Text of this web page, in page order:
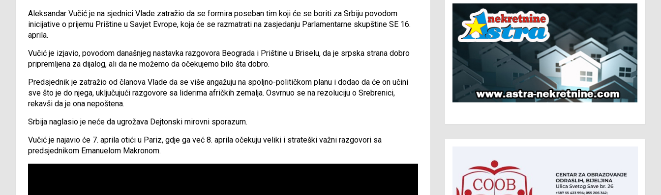
Aleksandar Vučić je na sjednici Vlade zatražio da se formira poseban tim koji će se boriti za Srbiju povodom
inicijative o prijemu Prištine u Savjet Evrope, koja će se razmatrati na zasjedanju Parlamentarne skupštine SE 16.
aprila.
Vučić je izjavio, povodom današnjeg nastavka razgovora Beograda i Prištine u Briselu, da je srpska strana dobro
pripremljena za dijalog, ali da ne možemo da očekujemo bilo šta dobro.
Predsjednik je zatražio od članova Vlade da se više angažuju na spoljno-političkom planu i dodao da će on učini
sve što je do njega, uključujući razgovore sa liderima afričkih zemalja. Osvrnuo se na rezoluciju o Srebrenici,
rekavši da je ona nepoštena.
Srbija naglasio je neće da ugrožava Dejtonski mirovni sporazum.
Vučić je najavio će 7. aprila otići u Pariz, gdje ga već 8. aprila očekuju veliki i strateški važni razgovori sa
predsjednikom Emanuelom Makronom.